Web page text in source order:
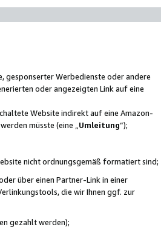
gesponserter Werbedienste oder andere
oder angezeigten Link auf eine
Website indirekt auf eine Amazon-
müsste (eine „ Umleitung“);
nicht ordnungsgemäß formatiert sind;
über einen Partner-Link in einer
die wir Ihnen ggf. zur
gezahlt werden);